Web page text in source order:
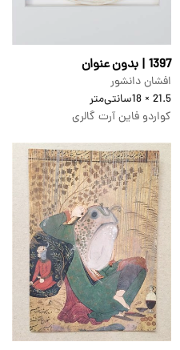
1397 | بدون عنوان
افشان دانشور
21.5 × 18
سانتی‌متر
کواردو فاین آرت گالری